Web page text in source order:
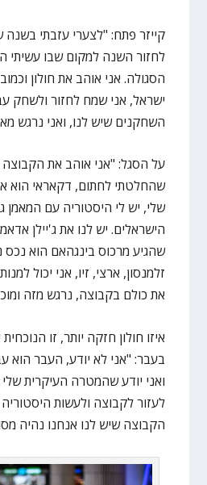
קייזר פתח: "לצערי עזבתי
לחזור השנה למקום שבו עשיתי
הסגולה. אני אוהב את חולון
ישראל, אני שמח לחזור ולשחק
השחקנים שיש לנו, ואני נרגש
על הסגל: "אני אוהב את הקבוצה
שהחלטתי לחתום, דקאראי הוא
שלי, יש לי היסטוריה עם המאמן
הישראלים. יש לנו את ג'יילן
שהגיע מרכוס בינגהאם הוא
זלמנסון, ארצי, זיו, אני יכול
את כולם בקבוצה, נרגש מזה
איזו חולון חזקה יותר, זו
בעבר: "אני לא יודע, העבר הוא
ואני יודע שהמטרה העיקרית שלי
לעזור לקבוצה ולעשות היסטוריה
הקבוצה שיש לנו אנחנו נהיה